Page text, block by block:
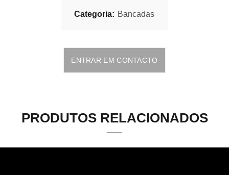
Categoria: Bancadas
ENTRAR EM CONTACTO
PRODUTOS RELACIONADOS